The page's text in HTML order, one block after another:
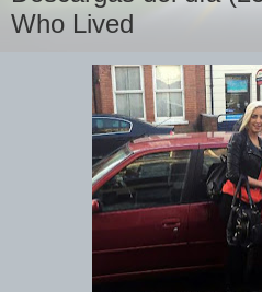
Who Lived